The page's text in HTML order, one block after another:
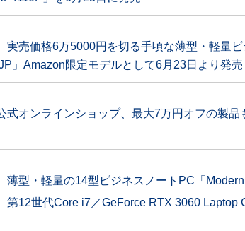
実売価格6万5000円を切る手頃な薄型・軽量
」Amazon限定モデルとして6月23日より発売
式オンラインショップ、最大7万円オフの製
薄型・軽量の14型ビジネスノートPC「
第12世代Core i7／GeForce RTX 3060 Laptop